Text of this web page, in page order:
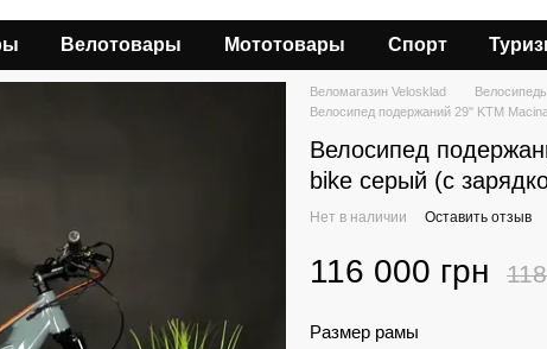
Велотовары Мототовары Спорт
Веломагазин Velosklad Велосипеды
Велосипед подержаний 29" KTM
Велосипед
bike серый (с
Нет в наличии Оставить отзыв
116 000 грн
Размер рамы